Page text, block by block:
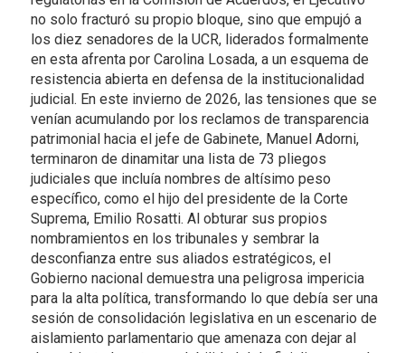
no solo fracturó su propio bloque, sino que empujó a
los diez senadores de la UCR, liderados formalmente
en esta afrenta por Carolina Losada, a un esquema de
resistencia abierta en defensa de la institucionalidad
judicial. En este invierno de 2026, las tensiones que se
venían acumulando por los reclamos de transparencia
patrimonial hacia el jefe de Gabinete, Manuel Adorni,
terminaron de dinamitar una lista de 73 pliegos
judiciales que incluía nombres de altísimo peso
específico, como el hijo del presidente de la Corte
Suprema, Emilio Rosatti. Al obturar sus propios
nombramientos en los tribunales y sembrar la
desconfianza entre sus aliados estratégicos, el
Gobierno nacional demuestra una peligrosa impericia
para la alta política, transformando lo que debía ser una
sesión de consolidación legislativa en un escenario de
aislamiento parlamentario que amenaza con dejar al